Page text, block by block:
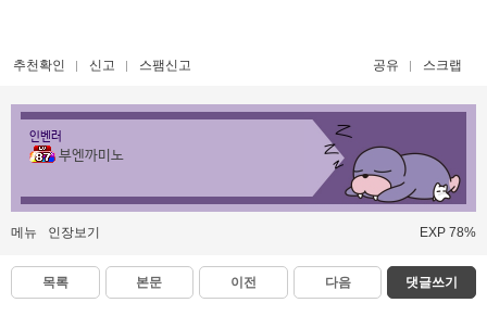
추천확인 신고 스팸신고 공유 스크랩
인벤러
부엔까미노
메뉴 인장보기 EXP 78%
목록 본문 이전 다음 댓글쓰기